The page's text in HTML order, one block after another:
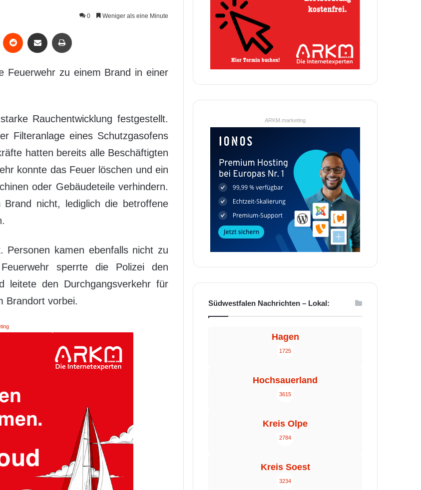
0 Weniger als eine Minute
Feuerwehr zu einem Brand in einer
Rauchentwicklung festgestellt.
Filteranlage eines Schutzgasofens
hatten bereits alle Beschäftigten
konnte das Feuer löschen und ein
oder Gebäudeteile verhindern.
nicht, lediglich die betroffene
Personen kamen ebenfalls nicht zu
sperrte die Polizei den
leitete den Durchgangsverkehr für
Brandort vorbei.
ARKM.marketing
Südwestfalen Nachrichten – Lokal:
Hagen
1725
Hochsauerland
3615
Kreis Olpe
2784
Kreis Soest
3234